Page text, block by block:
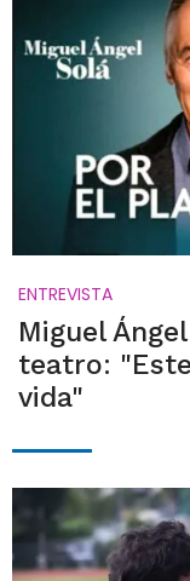
ENTREVISTA
Miguel
teatro:
vida"